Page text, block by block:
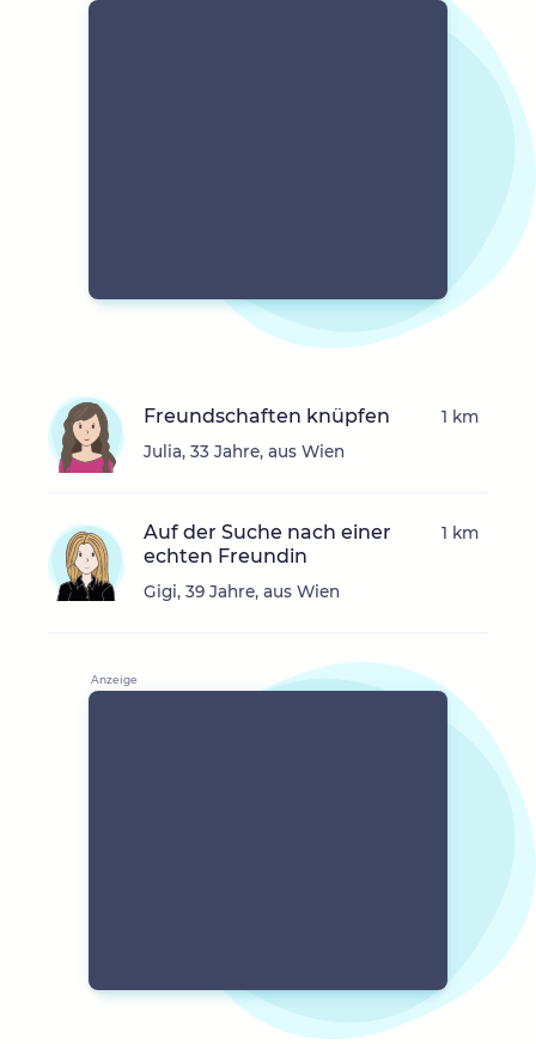
Freundschaften knüpfen
Julia, 33 Jahre, aus Wien
1 km
Auf der Suche nach einer
echten Freundin
Gigi, 39 Jahre, aus Wien
1 km